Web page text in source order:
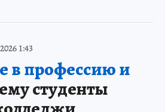
1:43
в профессию и
студенты